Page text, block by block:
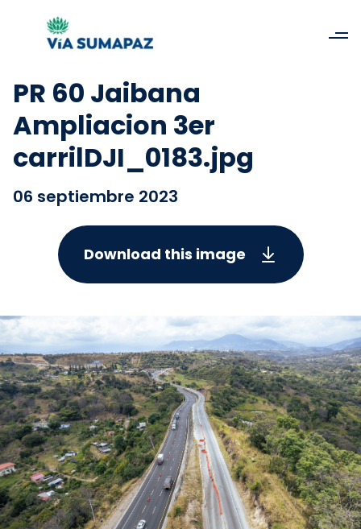
PR 60 Jaibana
Ampliacion 3er
carrilDJI_0183.jpg
06 septiembre 2023
Download this image